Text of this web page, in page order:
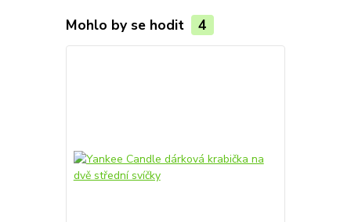
Mohlo by se hodit 4